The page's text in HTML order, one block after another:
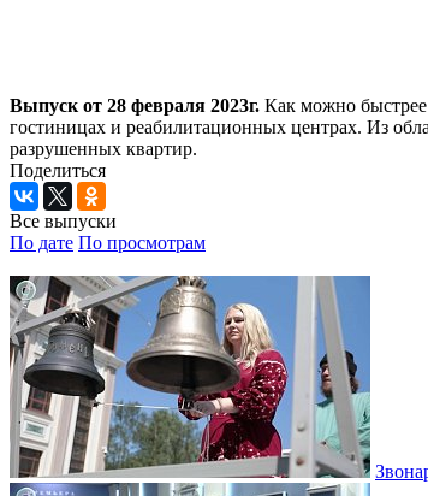
Выпуск от 28 февраля 2023г. Как можно быстрее
гостиницах и реабилитационных центрах. Из
разрушенных квартир.
Поделиться
Все выпуски
По дате По просмотрам